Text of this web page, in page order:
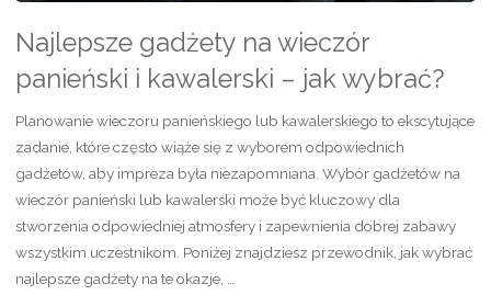
Najlepsze gadżety na wieczór
panieński i kawalerski – jak wybrać?
Planowanie wieczoru panieńskiego lub kawalerskiego to ekscytujące
zadanie, które często wiąże się z wyborem odpowiednich
gadżetów, aby impreza była niezapomniana. Wybór gadżetów na
wieczór panieński lub kawalerski może być kluczowy dla
stworzenia odpowiedniej atmosfery i zapewnienia dobrej zabawy
wszystkim uczestnikom. Poniżej znajdziesz przewodnik, jak wybrać
najlepsze gadżety na te okazje, …